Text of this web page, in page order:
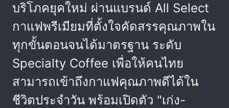
บริโภคยุคใหม่ ผ่านแบรนด์ All Select
กาแฟพรีเมียมที่ตั้งใจคัดสรรคุณภาพใน
ทุกขั้นตอนจนได้มาตรฐาน ระดับ
Specialty Coffee เพื่อให้คนไทย
สามารถเข้าถึงกาแฟคุณภาพดีได้ใน
ชีวิตประจำวัน พร้อมเปิดตัว "เก่ง-